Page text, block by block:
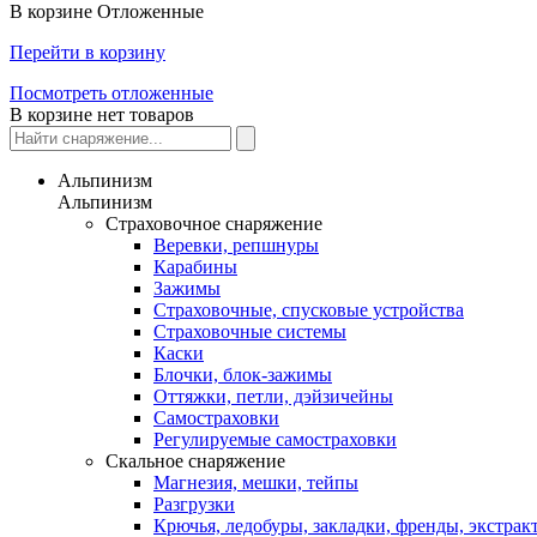
В корзине Отложенные
Перейти в корзину
Посмотреть отложенные
В корзине нет товаров
Альпинизм
Альпинизм
Страховочное снаряжение
Веревки, репшнуры
Карабины
Зажимы
Страховочные, спусковые устройства
Страховочные системы
Каски
Блочки, блок-зажимы
Оттяжки, петли, дэйзичейны
Самостраховки
Регулируемые самостраховки
Скальное снаряжение
Магнезия, мешки, тейпы
Разгрузки
Крючья, ледобуры, закладки, френды,